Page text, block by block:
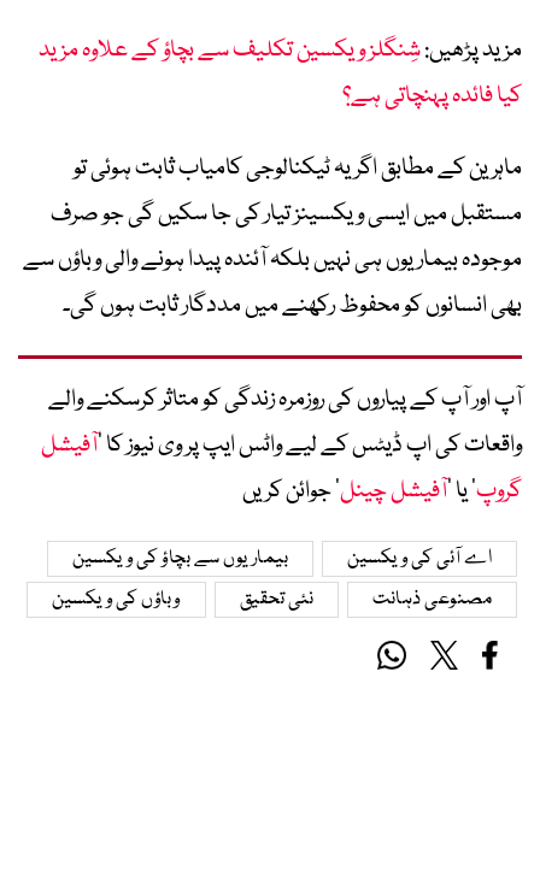
مزید پڑھیں:شِنگلز ویکسین تکلیف سے بچاؤ کے علاوہ مزید
کیا فائدہ پہنچاتی ہے؟
ماہرین کے مطابق اگر یہ ٹیکنالوجی کامیاب ثابت ہوئی تو
مستقبل میں ایسی ویکسینز تیار کی جا سکیں گی جو صرف
موجودہ بیماریوں ہی نہیں بلکہ آئندہ پیدا ہونے والی وباؤں سے
بھی انسانوں کو محفوظ رکھنے میں مددگار ثابت ہوں گی۔
آپ اور آپ کے پیاروں کی روزمرہ زندگی کو متاثر کرسکنے والے
واقعات کی اپ ڈیٹس کے لیے واٹس ایپ پر وی نیوز کا ’آفیشل
گروپ‘ یا ’آفیشل چینل‘ جوائن کریں
اے آئی کی ویکسین
بیماریوں سے بچاؤ کی ویکسین
مصنوعی ذہانت
نئی تحقیق وباؤں کی ویکسین